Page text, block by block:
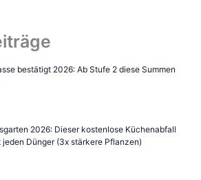
bestätigt 2026: Ab Stufe 2 diese Summen
2026: Dieser kostenlose Küchenabfall
jeden Dünger (3x stärkere Pflanzen)